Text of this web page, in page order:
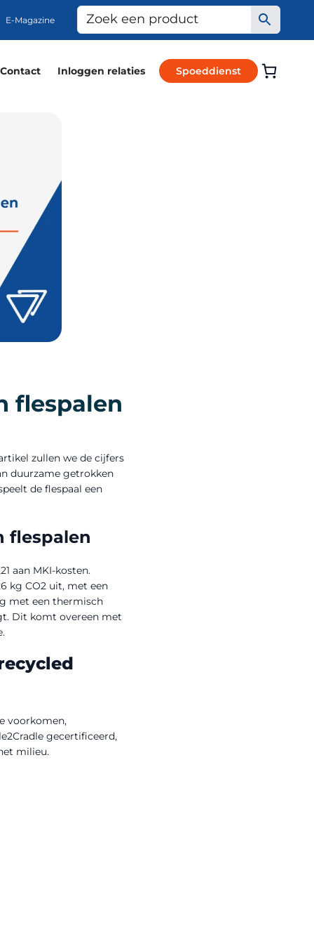
E-Magazine
Contact Inloggen relaties Spoeddienst
flespalen
zullen we de cijfers
duurzame getrokken
de flespaal een
flespalen
aan MKI-kosten.
kg CO2 uit, met een
met een thermisch
Dit komt overeen met
voorkomen,
gecertificeerd,
milieu.